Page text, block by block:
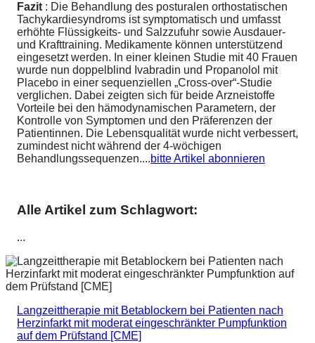
Fazit : Die Behandlung des posturalen orthostatischen
Tachykardiesyndroms ist symptomatisch und umfasst
erhöhte Flüssigkeits- und Salzzufuhr sowie Ausdauer-
und Krafttraining. Medikamente können unterstützend
eingesetzt werden. In einer kleinen Studie mit 40 Frauen
wurde nun doppelblind Ivabradin und Propanolol mit
Placebo in einer sequenziellen „Cross-over“-Studie
verglichen. Dabei zeigten sich für beide Arzneistoffe
Vorteile bei den hämodynamischen Parametern, der
Kontrolle von Symptomen und den Präferenzen der
Patientinnen. Die Lebensqualität wurde nicht verbessert,
zumindest nicht während der 4-wöchigen
Behandlungssequenzen....bitte Artikel abonnieren
Alle Artikel zum Schlagwort:
...
Langzeittherapie mit Betablockern bei Patienten nach
Herzinfarkt mit moderat eingeschränkter Pumpfunktion
auf dem Prüfstand [CME]